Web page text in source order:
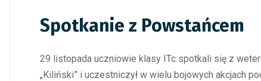
Spotkanie z Powstańcem
29 listopada uczniowie klasy ITc spotkali się z
„Kiliński” i uczestniczył w wielu bojowych akcjach